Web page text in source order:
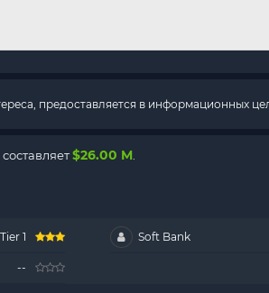
предоставляется в информационных
$26.00 M
Tier 1 Soft Bank
--